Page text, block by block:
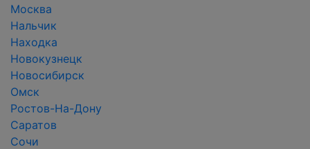
Москва
Нальчик
Находка
Новокузнецк
Новосибирск
Омск
Ростов-На-Дону
Саратов
Сочи